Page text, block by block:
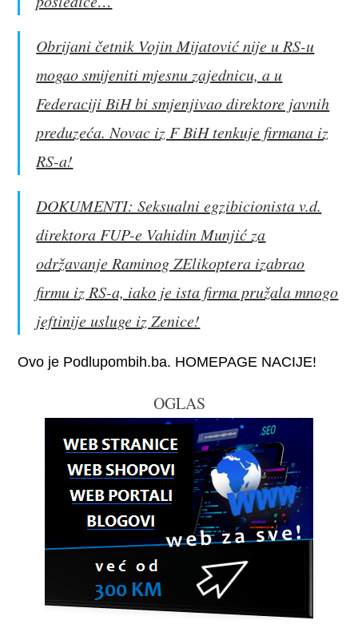
Obrijani četnik Vojin Mijatović nije u RS-u
mogao smijeniti mjesnu zajednicu, a u
Federaciji BiH bi smjenjivao direktore javnih
preduzeća. Novac iz F BiH tenkuje firmana iz
RS-a!
DOKUMENTI: Seksualni egzibicionista v.d.
direktora FUP-e Vahidin Munjić za
održavanje Raminog ZElikoptera izabrao
firmu iz RS-a, iako je ista firma pružala mnogo
jeftinije usluge iz Zenice!
Ovo je Podlupombih.ba. HOMEPAGE NACIJE!
OGLAS